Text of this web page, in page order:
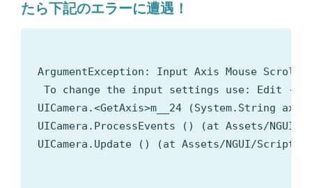
たら下記のエラーに遭遇！
ArgumentException: Input Axis Mouse
To change the input settings use: Edit ->
UICamera.<GetAxis>m__24 (System.String
UICamera.ProcessEvents () (at Assets/NGUI/
UICamera.Update () (at Assets/NGUI/Scripts/